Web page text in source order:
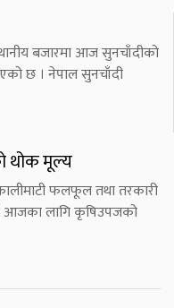
बजारमा आज सुनचाँदीको
छ । नेपाल सुनचाँदी
थोक मूल्य
फलफूल तथा तरकारी
आजका लागि कृषिउपजको